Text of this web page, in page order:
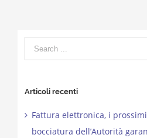
Search
for:
Articoli recenti
Fattura elettronica, i
bocciatura dell’Autorità